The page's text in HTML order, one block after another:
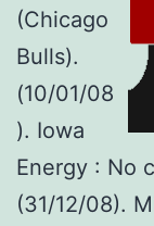
(Chicago
Bulls).
(10/01/08
). Iowa
Energy : No
(31/12/08).